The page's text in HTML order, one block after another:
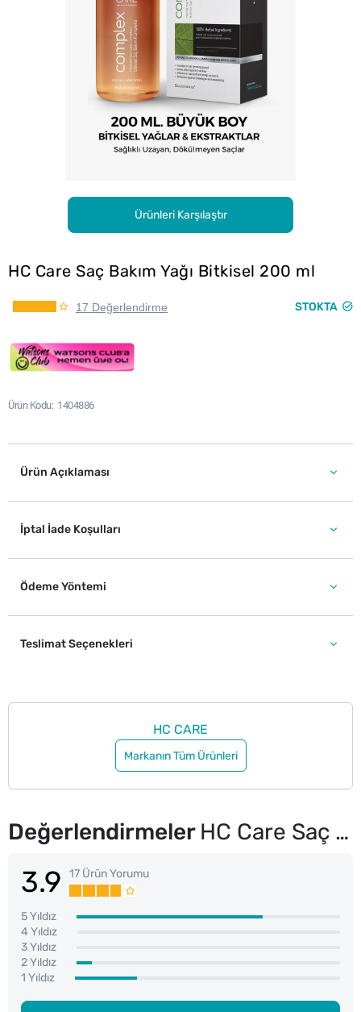
Ürünleri Karşılaştır
HC Care Saç Bakım Yağı Bitkisel 200 ml
17 Değerlendirme STOKTA
Ürün Kodu 1404886
Ürün Açıklaması
İptal İade Koşulları
Ödeme Yöntemi
Teslimat Seçenekleri
HC CARE
Markanın Tüm Ürünleri
Değerlendirmeler HC Care Saç Bakım Yağı Bitkisel 200 ml
3.9 17 Ürün Yorumu
5 Yıldız
4 Yıldız
3 Yıldız
2 Yıldız
1 Yıldız